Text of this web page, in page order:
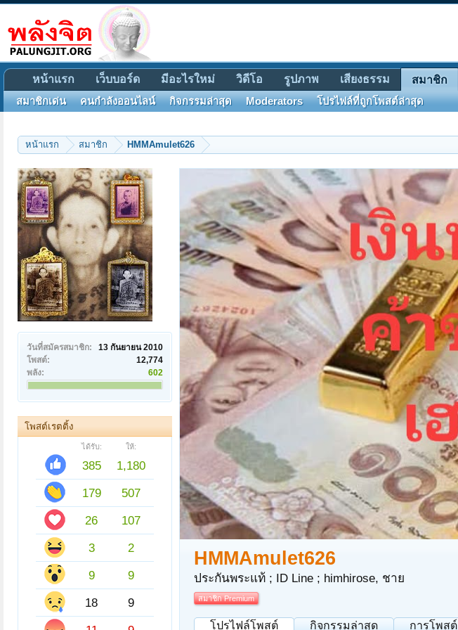
หน้าแรก สมาชิก HMMAmulet626
วันที่สมัครสมาชิก:
13 กันยายน 2010
โพสต์:
12,774
พลัง:
602
โพสต์เรตติ้ง
ได้รับ: ให้:
385
1,180
179
507
26
107
3
2
9
9
18
9
HMMAmulet626
ประกันพระแท้ ; ID Line ; himhirose, ชาย
สมาชิก Premium
โปรไฟล์โพสต์ กิจกรรมล่าสุด การโพสต์
หน้าแรก เว็บบอร์ด มีอะไรใหม่ วิดีโอ รูปภาพ เสียงธรรม สมาชิก
สมาชิกเด่น คนกำลังออนไลน์ กิจกรรมล่าสุด Moderators โปรไฟล์ที่ถูกโพสต์ล่าสุด